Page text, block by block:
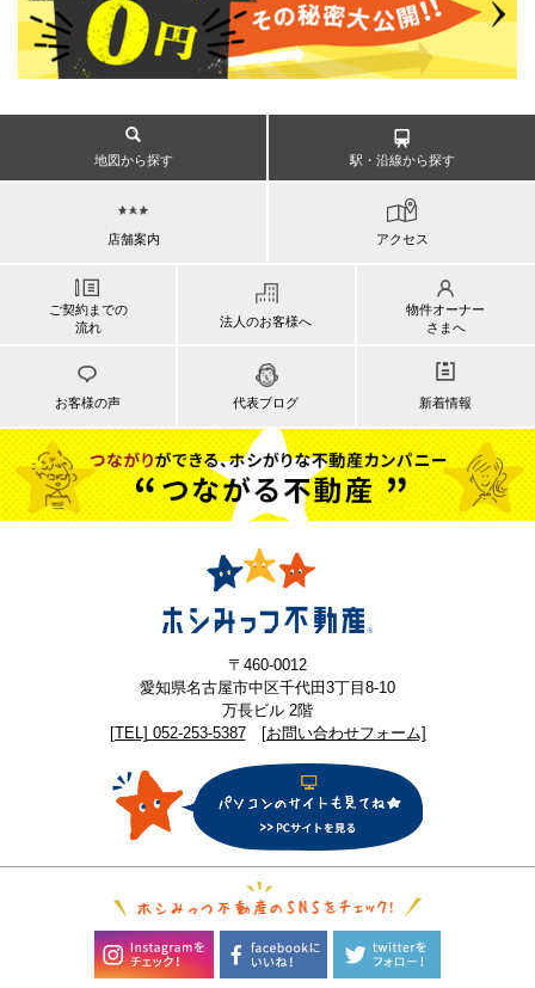
地図から探す 駅・沿線から探す
店舗案内 アクセス
ご契約までの
流れ
法人のお客様へ
物件オーナー
さまへ
お客様の声 代表ブログ 新着情報
〒460-0012
愛知県名古屋市中区千代田3丁目8-10
万長ビル 2階
[TEL] 052-253-5387
[お問い合わせフォーム]